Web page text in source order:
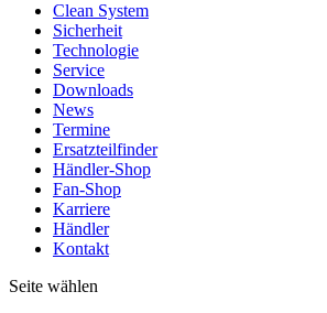
Clean System
Sicherheit
Technologie
Service
Downloads
News
Termine
Ersatzteilfinder
Händler-Shop
Fan-Shop
Karriere
Händler
Kontakt
Seite wählen